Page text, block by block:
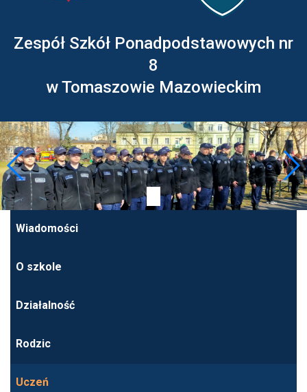
Zespół Szkół Ponadpodstawowych nr
8
w Tomaszowie Mazowieckim
Wiadomości
O szkole
Działalność
Rodzic
Uczeń